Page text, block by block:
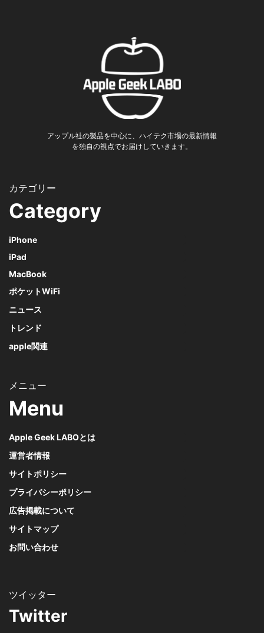
アップル社の製品を中心に、ハイテク市場の最新情報
を独自の視点でお届けしていきます。
Category
iPhone
iPad
MacBook
ポケットWiFi
ニュース
トレンド
apple関連
Menu
Apple Geek LABOとは
運営者情報
サイトポリシー
プライバシーポリシー
広告掲載について
サイトマップ
お問い合わせ
Twitter